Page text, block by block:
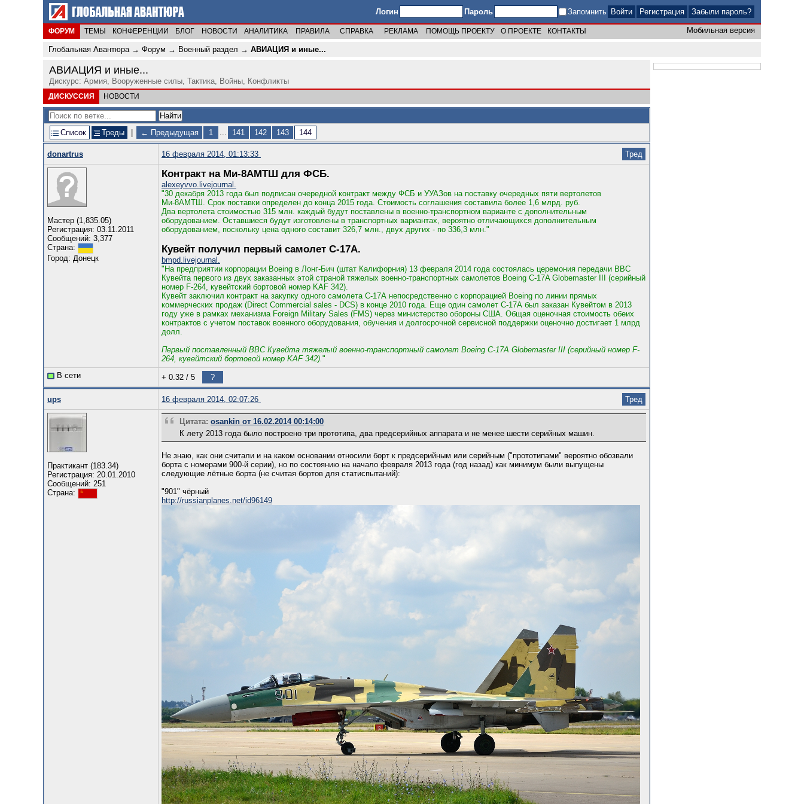
Логин Пароль Запомнить Регистрация Забыли пароль?
ФОРУМ ТЕМЫ КОНФЕРЕНЦИИ БЛОГ НОВОСТИ АНАЛИТИКА ПРАВИЛА СПРАВКА РЕКЛАМА ПОМОЩЬ ПРОЕКТУ О ПРОЕКТЕ КОНТАКТЫ Мобильная версия
Глобальная Авантюра→ Форум → Военный раздел → АВИАЦИЯ и иные...
АВИАЦИЯ и иные...
Дискурс: Армия, Вооруженные силы, Тактика, Войны, Конфликты
ДИСКУССИЯ НОВОСТИ
Список Треды ← Предыдущая 1 ... 141 142 143 144
donartrus 16 февраля 2014, 01:13:33 Тред
Мастер (1,835.05)
Регистрация: 03.11.2011
Сообщений: 3,377
Страна:
Город: Донецк
Контракт на Ми-8АМТШ для ФСБ.
alexeyvvo.livejournal.
"30 декабря 2013 года был подписан очередной контракт между ФСБ и УУАЗов на поставку очередных пяти вертолетов
Ми-8АМТШ. Срок поставки определен до конца 2015 года. Стоимость соглашения составила более 1,6 млрд. руб.
Два вертолета стоимостью 315 млн. каждый будут поставлены в военно-транспортном варианте с дополнительным
оборудованием. Оставшиеся будут изготовлены в транспортных вариантах, вероятно отличающихся дополнительным
оборудованием, поскольку цена одного составит 326,7 млн., двух других - по 336,3 млн."
Кувейт получил первый самолет С-17А.
bmpd.livejournal.
"На предприятии корпорации Boeing в Лонг-Бич (штат Калифорния) 13 февраля 2014 года состоялась церемония передачи ВВС
Кувейта первого из двух заказанных этой страной тяжелых военно-транспортных самолетов Boeing C-17A Globemaster III (серийный
номер F-264, кувейтский бортовой номер KAF 342).
Кувейт заключил контракт на закупку одного самолета С-17А непосредственно с корпорацией Boeing по линии прямых
коммерческих продаж (Direct Commercial sales - DCS) в конце 2010 года. Еще один самолет С-17А был заказан Кувейтом в 2013
году уже в рамках механизма Foreign Military Sales (FMS) через министерство обороны США. Общая оценочная стоимость обеих
контрактов с учетом поставок военного оборудования, обучения и долгосрочной сервисной поддержки оценочно достигает 1 млрд
долл.
Первый поставленный ВВС Кувейта тяжелый военно-транспортный самолет Boeing C-17A Globemaster III (серийный номер F-
264, кувейтский бортовой номер KAF 342)."
В сети
+ 0.32 / 5 ?
ups 16 февраля 2014, 02:07:26 Тред
Практикант (183.34)
Регистрация: 20.01.2010
Сообщений: 251
Страна:
Цитата: osankin от 16.02.2014 00:14:00
К лету 2013 года было построено три прототипа, два предсерийных аппарата и не менее шести серийных машин.
Не знаю, как они считали и на каком основании относили борт к предсерийным или серийным ("прототипами" вероятно обозвали
борта с номерами 900-й серии), но по состоянию на начало февраля 2013 года (год назад) как минимум были выпущены
следующие лётные борта (не считая бортов для статиспытаний):
"901" чёрный
http://russianplanes.net/id96149